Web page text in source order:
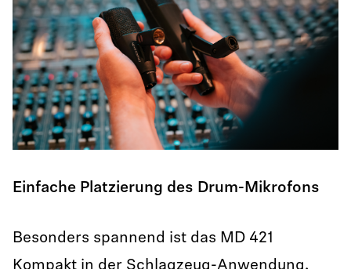
Einfache Platzierung des Drum-Mikrofons
Besonders spannend ist das MD 421